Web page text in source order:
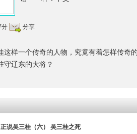
分 分享
这样一个传奇的人物，究竟有着怎样传奇
守辽东的大将？
正说吴三桂（六） 吴三桂之死